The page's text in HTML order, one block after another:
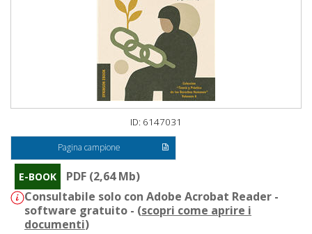
ID: 6147031
Pagina campione
E-BOOK
PDF (2,64 Mb)
Consultabile solo con Adobe Acrobat Reader -
software gratuito - (scopri come aprire i
documenti)